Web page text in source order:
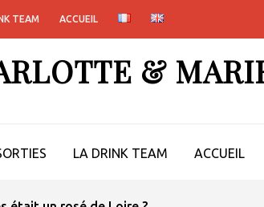
TEAM ACCUEIL
&
LA DRINK TEAM ACCUEIL